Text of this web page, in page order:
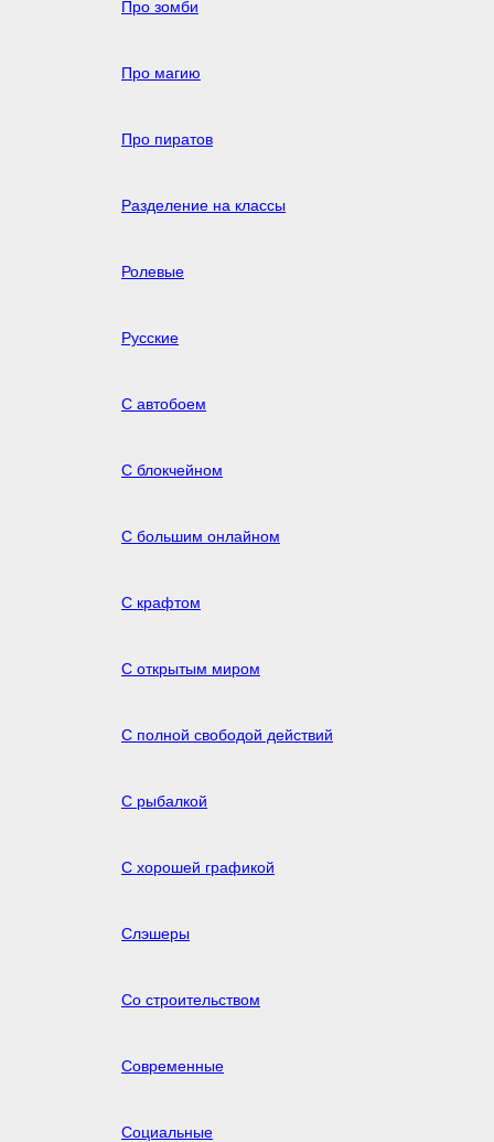
Про зомби
Про магию
Про пиратов
Разделение на классы
Ролевые
Русские
С автобоем
С блокчейном
С большим онлайном
С крафтом
С открытым миром
С полной свободой действий
С рыбалкой
С хорошей графикой
Слэшеры
Со строительством
Современные
Социальные